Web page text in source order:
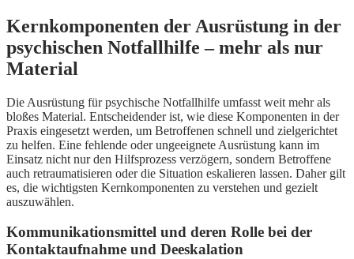
Kernkomponenten der Ausrüstung in der
psychischen Notfallhilfe – mehr als nur
Material
Die Ausrüstung für psychische Notfallhilfe umfasst weit mehr als
bloßes Material. Entscheidender ist, wie diese Komponenten in der
Praxis eingesetzt werden, um Betroffenen schnell und zielgerichtet
zu helfen. Eine fehlende oder ungeeignete Ausrüstung kann im
Einsatz nicht nur den Hilfsprozess verzögern, sondern Betroffene
auch retraumatisieren oder die Situation eskalieren lassen. Daher gilt
es, die wichtigsten Kernkomponenten zu verstehen und gezielt
auszuwählen.
Kommunikationsmittel und deren Rolle bei der
Kontaktaufnahme und Deeskalation